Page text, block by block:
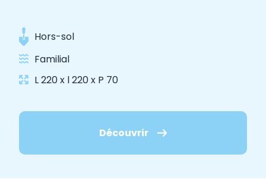
Hors-sol
Familial
L 220 x l 220 x P 70
Découvrir